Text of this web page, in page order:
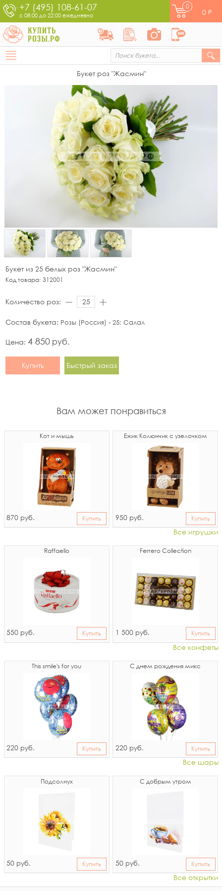
+7 (495) 108-61-07
с 08:00 до 22:00 ежедневно
0
0 Р
Букет роз "Жасмин"
Букет из 25 белых роз "Жасмин"
Код товара: 312001
Количество роз:
Состав букета: Розы (Россия) - 25; Салал
Цена: 4 850 руб.
Купить Быстрый заказ
Вам может понравиться
Кот и мышь
870 руб. Купить
Ёжик Колюнчик с узелочком
950 руб. Купить
Все игрушки
Raffaello
550 руб. Купить
Ferrero Collection
1 500 руб. Купить
Все конфеты
This smile's for you
220 руб. Купить
С днем рождения микс
220 руб. Купить
Все шары
Подсолнух
50 руб. Купить
С добрым утром
50 руб. Купить
Все открытки